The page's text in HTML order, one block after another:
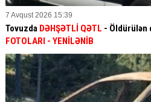
7 Avqust 2026 15:39
Tovuzda DƏHŞƏTLİ QƏTL - Öldürülən
FOTOLARI - YENİLƏNİB